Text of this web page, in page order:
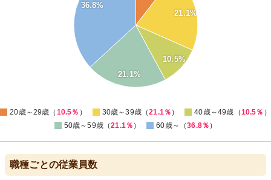
21.1%
10.5%
21.1%
36.8%
20歳～29歳（ 10.5％ ） 30歳～39歳（21.1％ ） 40歳～49歳（10.5％ ）
50歳～59歳（21.1％ ） 60歳～（36.8％ ）
職種ごとの従業員数